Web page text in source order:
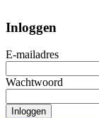
Inloggen
E-mailadres
Wachtwoord
Inloggen